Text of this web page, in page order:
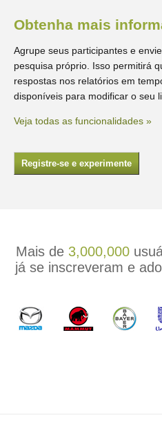
Obtenha mais
Agrupe seus participantes e
pesquisa próprio. Isso permitirá
respostas nos relatórios em
disponíveis para modificar o seu
Veja todas as funcionalidades »
Registre-se e experimente
Mais de 3,000,000
já se inscreveram e